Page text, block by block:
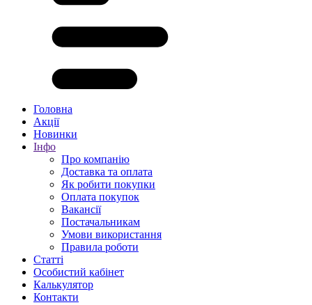
Головна
Акції
Новинки
Інфо
Про компанію
Доставка та оплата
Як робити покупки
Оплата покупок
Вакансії
Постачальникам
Умови використання
Правила роботи
Статті
Особистий кабінет
Калькулятор
Контакти